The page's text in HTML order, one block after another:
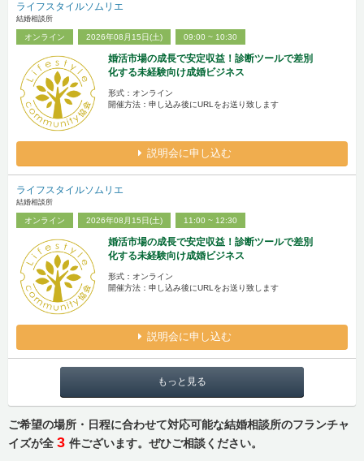
ライフスタイルソムリエ
結婚相談所
オンライン 2026年08月15日(土) 09:00 ~ 10:30
婚活市場の成長で安定収益！診断ツールで差別
化する未経験向け成婚ビジネス
形式：オンライン
開催方法：申し込み後にURLをお送り致します
説明会に申し込む
ライフスタイルソムリエ
結婚相談所
オンライン 2026年08月15日(土) 11:00 ~ 12:30
婚活市場の成長で安定収益！診断ツールで差別
化する未経験向け成婚ビジネス
形式：オンライン
開催方法：申し込み後にURLをお送り致します
説明会に申し込む
もっと見る
ご希望の場所・日程に合わせて対応可能な結婚相談所のフランチャ
イズが全 3 件ございます。ぜひご相談ください。